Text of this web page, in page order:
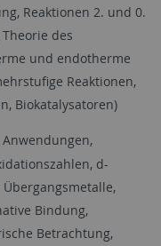
Reaktionen 2. und 0.
des
und endotherme
Reaktionen,
Biokatalysatoren)
d-
Bindung,
Betrachtung,